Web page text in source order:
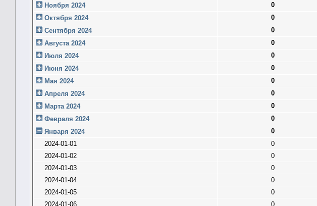
Ноября 2024
0
Октября 2024
0
Сентября 2024
0
Августа 2024
0
Июля 2024
0
Июня 2024
0
Мая 2024
0
Апреля 2024
0
Марта 2024
0
Февраля 2024
0
Января 2024
0
2024-01-01
0
2024-01-02
0
2024-01-03
0
2024-01-04
0
2024-01-05
0
2024-01-06
0